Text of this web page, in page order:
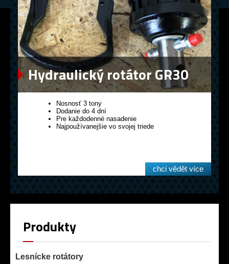
Hydraulický rotátor GR30
Nosnosť 3 tony
Dodanie do 4 dní
Pre každodenné nasadenie
Najpoužívanejšie vo svojej triede
chci vědět více
Produkty
Lesnícke rotátory